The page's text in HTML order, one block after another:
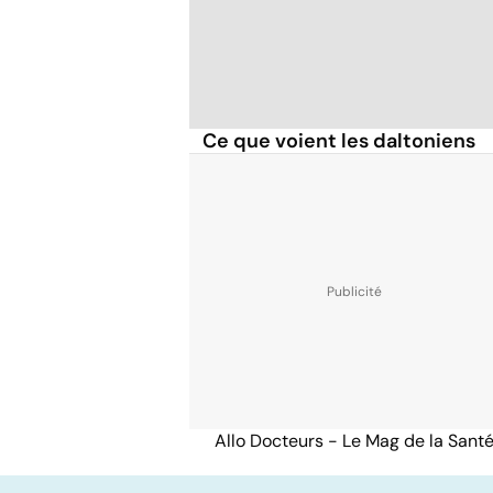
Ce que voient les daltoniens
Allo Docteurs - Le Mag de la Santé